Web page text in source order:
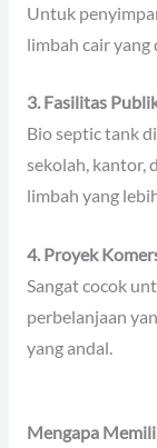
Untuk
limbah cair
3. Fasilitas
Bio septic tank
sekolah, kantor,
limbah yang
4. Proyek
Sangat cocok
perbelanjaan
yang andal.
Mengapa